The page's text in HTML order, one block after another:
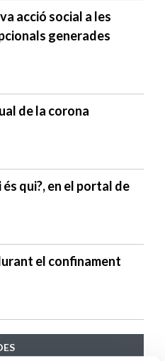
acció social a les
generades
de la corona
qui?, en el portal de
el confinament